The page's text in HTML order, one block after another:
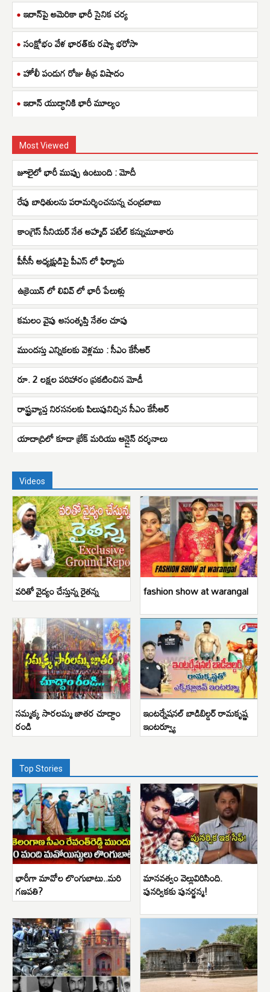
ఇరాన్‌పై అమెరికా భారీ సైనిక చర్య
సంక్షోభం వేళ భారత్‌కు రష్యా భరోసా
హోలీ పండుగ రోజు తీవ్ర విషాదం
ఇరాన్ యుద్ధానికి భారీ మూల్యం
Most Viewed
జూలైలో భారీ ముప్పు ఉంటుంది : మోదీ
రేపు బాధితులను పరామర్శించనున్న చంద్రబాబు
కాంగ్రెస్‌ సీనియర్‌ నేత‌ అహ్మద్‌ పటేల్‌ కన్నుమూశారు
పీసీసీ అధ్యక్షుడిపై పీఎస్ లో ఫిర్యాదు
ఉక్రెయిన్ లో లివివ్ లో భారీ పేలుళ్లు
కమలం వైపు అసంతృప్తి నేతల చూపు
ముందస్తు ఎన్నికలకు వెళ్లము : సీఎం కేసీఆర్
రూ. 2 లక్షల పరిహారం ప్రకటించిన మోడీ
రాష్ట్రవ్యాప్త నిరసనలకు పిలుపునిచ్చిన సీఎం కేసీఆర్
యాదాద్రిలో కూడా బ్రేక్ మరియు ఆన్లైన్ దర్శనాలు
Videos
వరితో వైద్యం చేస్తున్న రైతన్న fashion show at warangal
సమ్మక్క సారలమ్మ జాతర చూద్దాం
రండి
ఇంటర్నేషనల్ బాడిబిల్డర్ రామకృష్ణ
ఇంటర్వ్యూ
Top Stories
భారీగా మావోల లొంగుబాటు..మరి
గణపతి?
మానవత్వం వెల్లువిరిసింది.
పునర్వికకు పునర్జన్మ!